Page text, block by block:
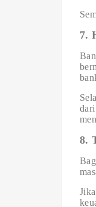
7.
8.